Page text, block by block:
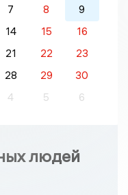
7 8
9
14 15
16
21 22
23
28 29
30
4 5 6
людей